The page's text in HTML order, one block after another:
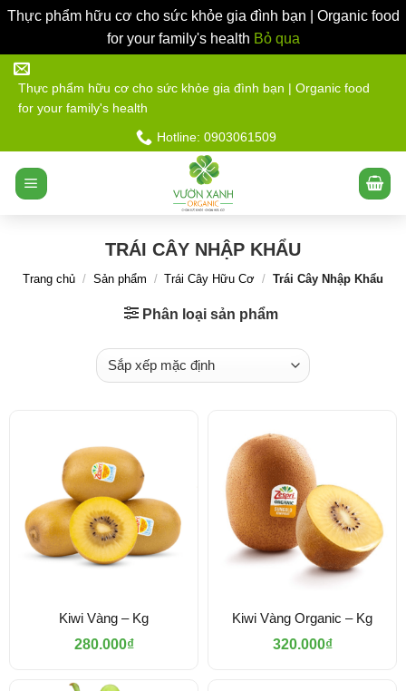
Thực phẩm hữu cơ cho sức khỏe gia đình bạn | Organic food
for your family's health Bỏ qua
Bỏ
qua
nội
Thực phẩm hữu cơ cho sức khỏe gia đình bạn | Organic food
for your family's health
Hotline: 0903061509
TRÁI CÂY NHẬP KHẨU
Trang chủ / Sản phẩm / Trái Cây Hữu Cơ / Trái Cây Nhập Khẩu
Phân loại sản phẩm
Kiwi Vàng – Kg
280.000₫
Kiwi Vàng Organic – Kg
320.000₫